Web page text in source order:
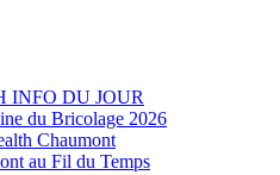
INFO DU JOUR
du Bricolage 2026
Chaumont
au Fil du Temps